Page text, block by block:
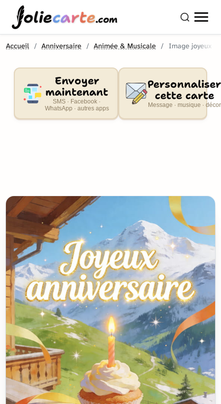
oliecarte.com
Accueil Anniversaire Animée & Musicale Image joyeux
Envoyer
maintenant
SMS · Facebook ·
WhatsApp · autres apps
Personnaliser
cette carte
Message · musique · décor